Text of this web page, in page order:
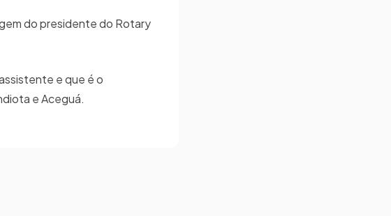
do presidente do Rotary
e que é o
e Aceguá.